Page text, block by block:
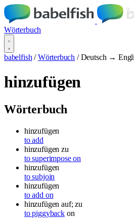
Wörterbuch
babelfish / Wörterbuch / Deutsch →
hinzufügen
Wörterbuch
hinzufügen
to add
hinzufügen zu
to superimpose on
hinzufügen
to subjoin
hinzufügen
to add on
hinzufügen auf; zu
to piggyback on